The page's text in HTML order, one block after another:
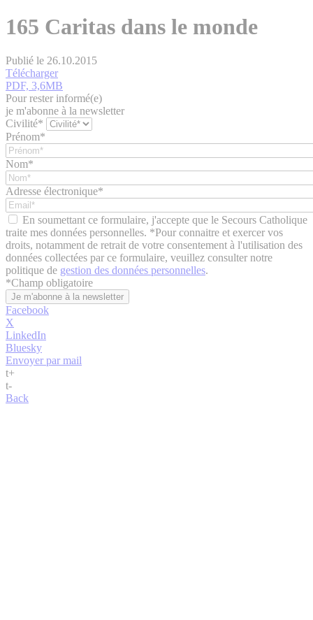
165 Caritas dans le monde
Publié le 26.10.2015
Télécharger
PDF, 3,6MB
Pour rester informé(e)
je m'abonne à la newsletter
Civilité*
Prénom*
Nom*
Adresse électronique*
En soumettant ce formulaire, j'accepte que le Secours Catholique
traite mes données personnelles. *Pour connaitre et exercer vos
droits, notamment de retrait de votre consentement à l'utilisation des
données collectées par ce formulaire, veuillez consulter notre
politique de gestion des données personnelles.
*Champ obligatoire
Facebook
X
LinkedIn
Bluesky
Envoyer par mail
t+
t-
Back